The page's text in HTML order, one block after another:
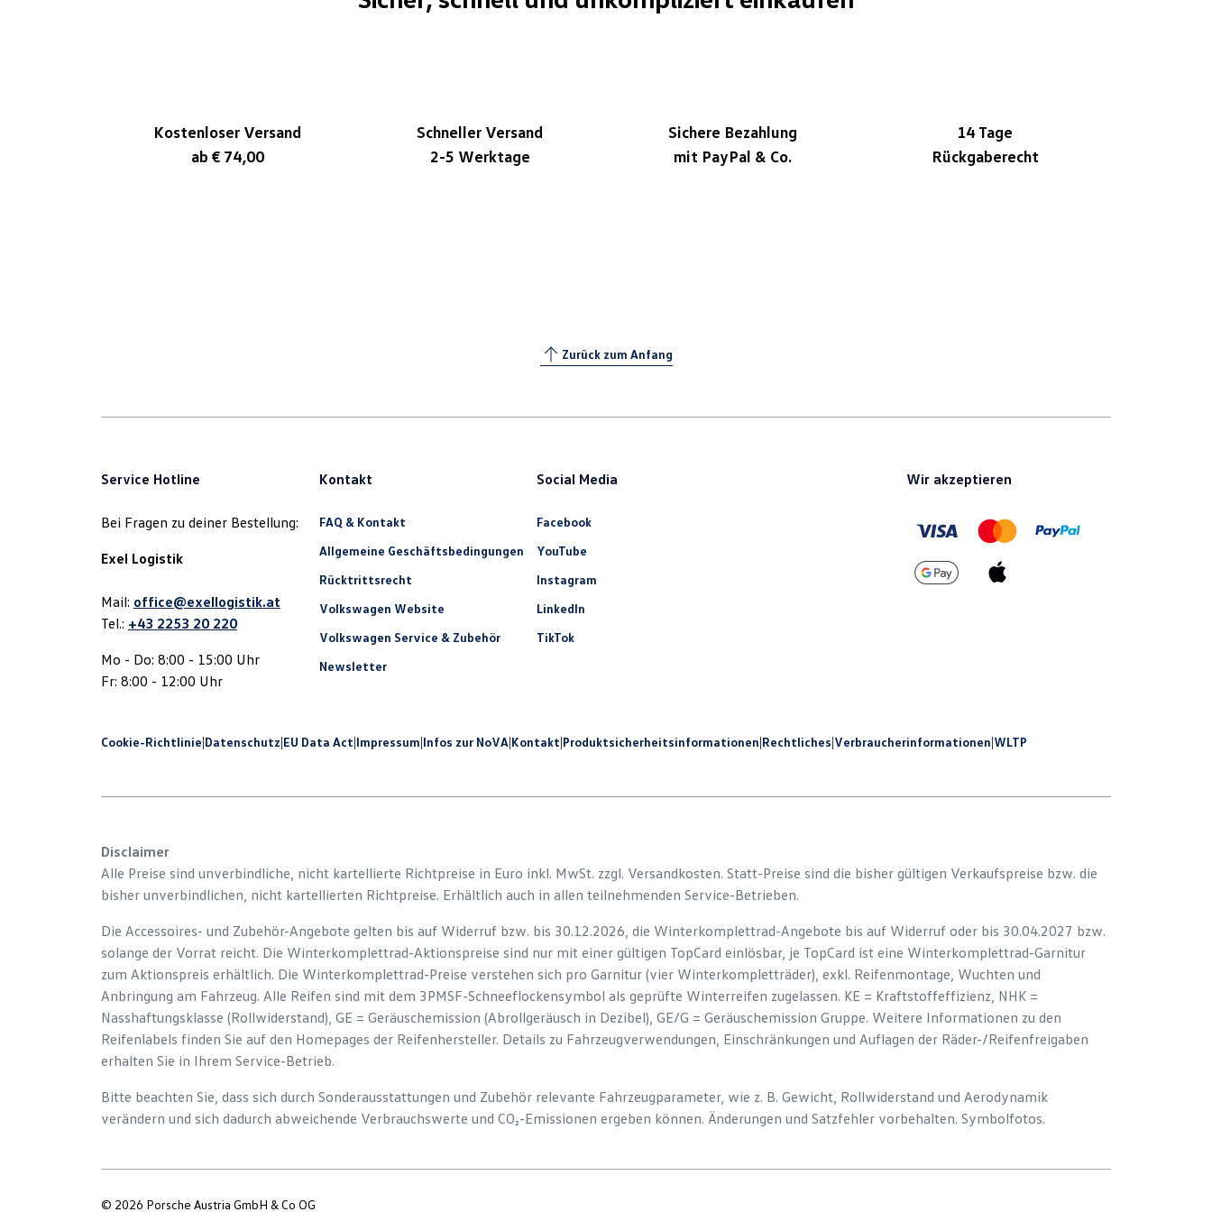
Kostenloser Versand
ab € 74,00
Schneller Versand
2-5 Werktage
Sichere Bezahlung
mit PayPal & Co.
14 Tage
Rückgaberecht
Zurück zum Anfang
Service Hotline
Bei Fragen zu deiner Bestellung:
Exel Logistik
Mail: office@exellogistik.at
Tel.: +43 2253 20 220
Mo - Do: 8:00 - 15:00 Uhr
Fr: 8:00 - 12:00 Uhr
Kontakt
FAQ & Kontakt
Allgemeine Geschäftsbedingungen
Rücktrittsrecht
Volkswagen Website
Volkswagen Service & Zubehör
Newsletter
Social Media
Facebook
YouTube
Instagram
LinkedIn
TikTok
Wir akzeptieren
Cookie-Richtlinie|Datenschutz|EU Data Act|Impressum|Infos zur NoVA|Kontakt|Produkt­sicherheits­informationen|Rechtliches|Verbraucherinformationen|WLTP
Disclaimer
Alle Preise sind unverbindliche, nicht kartellierte Richtpreise in Euro inkl. MwSt. zzgl. Versandkosten. Statt-Preise sind die bisher gültigen Verkaufspreise bzw. die
bisher unverbindlichen, nicht kartellierten Richtpreise. Erhältlich auch in allen teilnehmenden Service-Betrieben.
Die Accessoires- und Zubehör-Angebote gelten bis auf Widerruf bzw. bis 30.12.2026, die Winterkomplettrad-Angebote bis auf Widerruf oder bis 30.04.2027 bzw.
solange der Vorrat reicht. Die Winterkomplettrad-Aktionspreise sind nur mit einer gültigen TopCard einlösbar, je TopCard ist eine Winterkomplettrad-Garnitur
zum Aktionspreis erhältlich. Die Winterkomplettrad-Preise verstehen sich pro Garnitur (vier Winterkompletträder), exkl. Reifenmontage, Wuchten und
Anbringung am Fahrzeug. Alle Reifen sind mit dem 3PMSF-Schneeflockensymbol als geprüfte Winterreifen zugelassen. KE = Kraftstoffeffizienz, NHK =
Nasshaftungsklasse (Rollwiderstand), GE = Geräuschemission (Abrollgeräusch in Dezibel), GE/G = Geräuschemission Gruppe. Weitere Informationen zu den
Reifenlabels finden Sie auf den Homepages der Reifenhersteller. Details zu Fahrzeugverwendungen, Einschränkungen und Auflagen der Räder-/Reifenfreigaben
erhalten Sie in Ihrem Service-Betrieb.
Bitte beachten Sie, dass sich durch Sonderausstattungen und Zubehör relevante Fahrzeugparameter, wie z. B. Gewicht, Rollwiderstand und Aerodynamik
verändern und sich dadurch abweichende Verbrauchswerte und CO₂-Emissionen ergeben können. Änderungen und Satzfehler vorbehalten. Symbolfotos.
© 2026 Porsche Austria GmbH & Co OG